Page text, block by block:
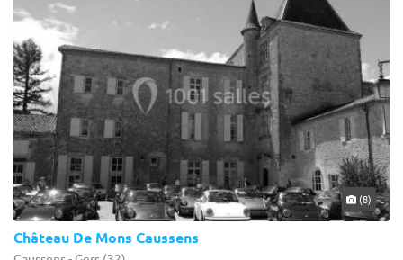
(8)
Château De Mons Caussens